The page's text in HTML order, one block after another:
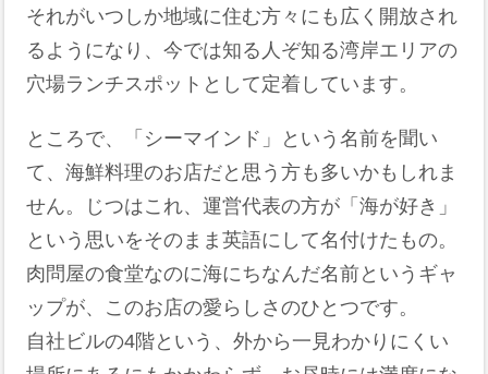
それがいつしか地域に住む方々にも広く開放され
るようになり、今では知る人ぞ知る湾岸エリアの
穴場ランチスポットとして定着しています。
ところで、「シーマインド」という名前を聞い
て、海鮮料理のお店だと思う方も多いかもしれま
せん。じつはこれ、運営代表の方が「海が好き」
という思いをそのまま英語にして名付けたもの。
肉問屋の食堂なのに海にちなんだ名前というギャ
ップが、このお店の愛らしさのひとつです。
自社ビルの4階という、外から一見わかりにくい